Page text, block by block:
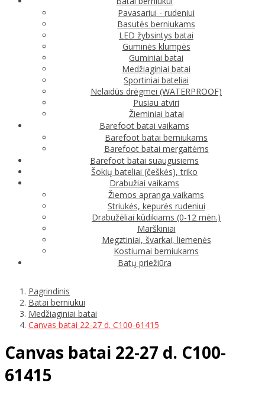
Pavasariui - rudeniui
Basutės berniukams
LED žybsintys batai
Guminės klumpės
Guminiai batai
Medžiaginiai batai
Sportiniai bateliai
Nelaidūs drėgmei (WATERPROOF)
Pusiau atviri
Žieminiai batai
Barefoot batai vaikams
Barefoot batai berniukams
Barefoot batai mergaitėms
Barefoot batai suaugusiems
Šokių bateliai (češkės), triko
Drabužiai vaikams
Žiemos apranga vaikams
Striukės, kepurės rudeniui
Drabužėliai kūdikiams (0-12 mėn.)
Marškiniai
Megztiniai, švarkai, liemenės
Kostiumai berniukams
Batų priežiūra
Pagrindinis
Batai berniukui
Medžiaginiai batai
Canvas batai 22-27 d. C100-61415
Canvas batai 22-27 d. C100-
61415